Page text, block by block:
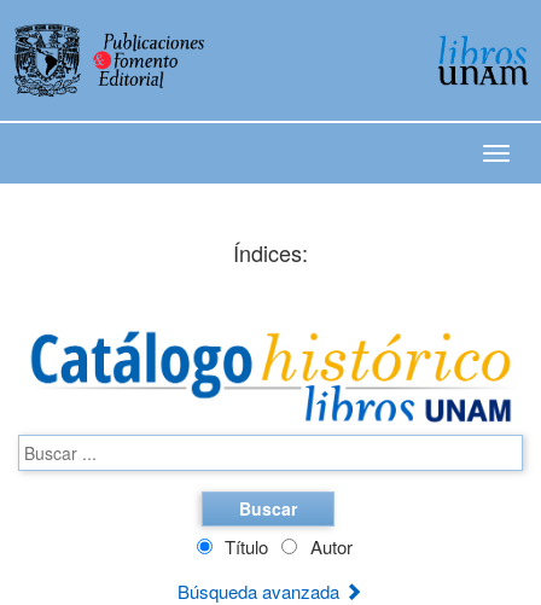
Índices:
Buscar
Título
Autor
Búsqueda avanzada